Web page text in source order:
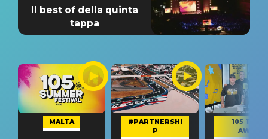
Il best of della quinta
tappa
MALTA
#PARTNERSHI
P
105 TAKE
AWAY